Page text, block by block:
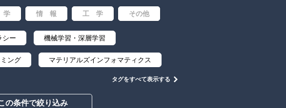
学 情 報 工 学 その他
シー 機械学習・深層学習
ング マテリアルズインフォマティクス
幾何学
情報処理
タグをすべて表示する
の条件で絞り込み